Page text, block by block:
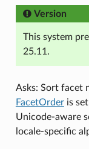
Version
This system
25.11.
Asks: Sort facet
FacetOrderis set
Unicode-aware
locale-specific